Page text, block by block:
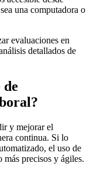
una computadora o
evaluaciones en
detallados de
y mejorar el
continua. Si lo
el uso de
precisos y ágiles.